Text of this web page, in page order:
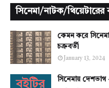
সিনেমা/নাটক/থিয়েটারের
কেমন করে
চক্রবর্তী
January 13, 2024
সিনেমায় দেশভাগ